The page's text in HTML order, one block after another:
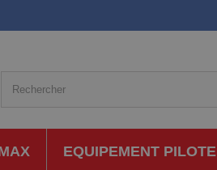
EQUIPEMENT PILOTE